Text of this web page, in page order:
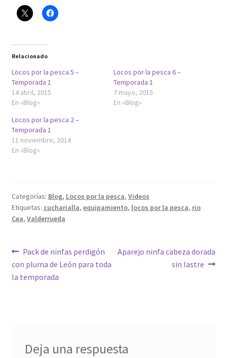
Relacionado
Locos por la pesca 5 –
Temporada 1
14 abril, 2015
En «Blog»
Locos por la pesca 6 –
Temporada 1
7 mayo, 2015
En «Blog»
Locos por la pesca 2 –
Temporada 1
11 noviembre, 2014
En «Blog»
Categorías: Blog, Locos por la pesca, Videos
Etiquetas: cucharialla, equipamiento, locos por la pesca, rio
Cea, Valderrueda
Navegación
de
Anterior:
Pack de ninfas perdigón
con pluma de León para toda
la temporada
Siguiente:
Aparejo ninfa cabeza dorada
sin lastre
Deja una respuesta